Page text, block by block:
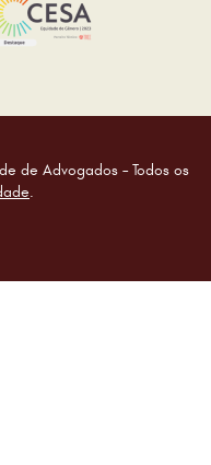
de Advogados – Todos os
.